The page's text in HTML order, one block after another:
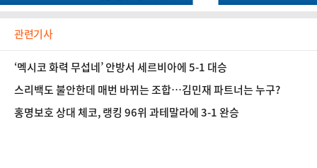
관련기사
‘멕시코 화력 무섭네’ 안방서 세르비아에 5-1 대승
스리백도 불안한데 매번 바뀌는 조합…김민재 파트너는 누구?
홍명보호 상대 체코, 랭킹 96위 과테말라에 3-1 완승